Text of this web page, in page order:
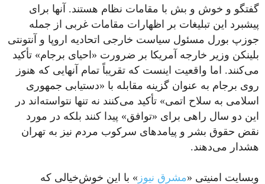
گفتگو و خوش و بش با مقامات نظام هستند. آنها برای
پیشبرد این تبلیغات بر اظهارات مقامات غربی از جمله
جوزپ بورل مسئول سیاست خارجی اتحادیه اروپا و آنتونتی
بلینکن وزیر خارجه آمریکا بر ضرورت «احیای برجام» تأکید
می‌کنند. اما واقعیت اینست که تقریباً تمام آنهایی که هنوز
روی برجام به عنوان گزینه مقابله با «دستیابی جمهوری
اسلامی به سلاح اتمی» تأکید می‌کنند نه تنها نتواسته‌اند در
این دو سال راهی برای «توافق» پیدا کنند بلکه در مورد
نقض حقوق بشر و پیامدهای سرکوب مردم نیز به تهران
هشدار می‌دهند.
وبسایت امنیتی «مشرق نیوز » با این خوش‌خیالی که